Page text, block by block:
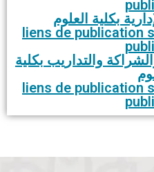
بكلية العلوم
liens de publication
والتداريب بكلية
liens de publication